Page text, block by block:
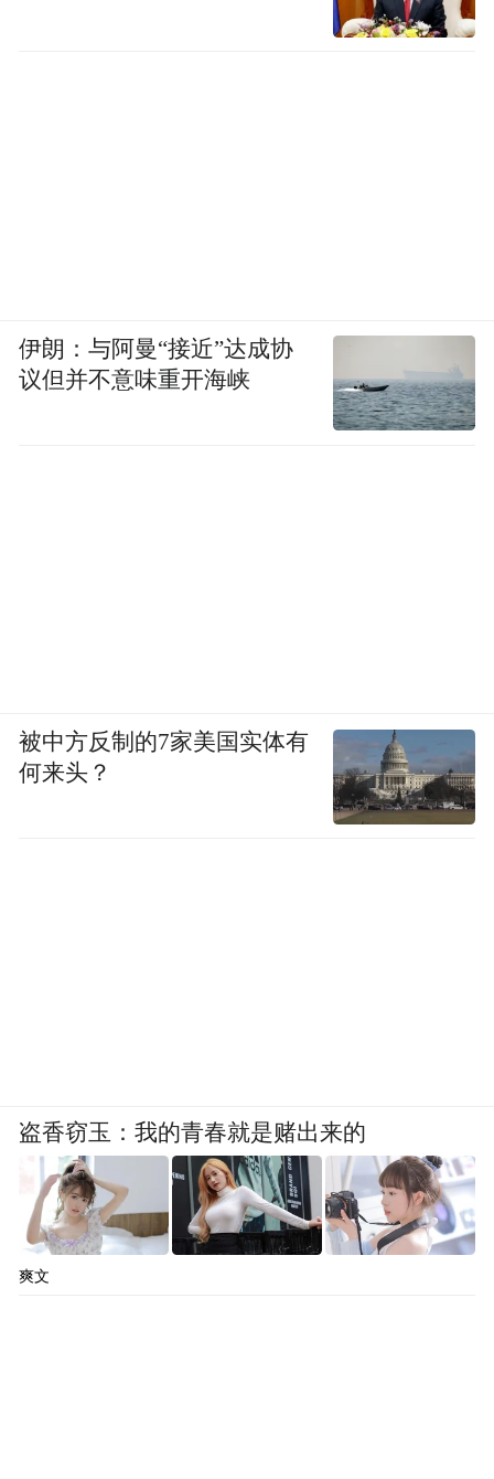
伊朗：与阿曼“接近”达成协
议但并不意味重开海峡
被中方反制的7家美国实体有
何来头？
盗香窃玉：我的青春就是赌出来的
爽文